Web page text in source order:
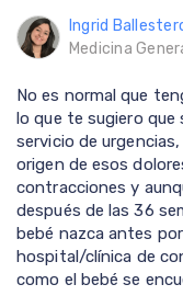
Ingrid
Medicina
No es normal que
lo que te sugiero que
servicio de
origen de esos
contracciones y
después de las 36
bebé nazca antes
hospital/clínica de
como el bebé se